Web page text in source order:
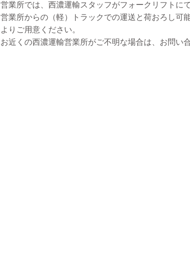
営業所では、西濃運輸スタッフがフォークリフトに
営業所からの（軽）トラックでの運送と荷おろし可
よりご用意ください。
お近くの西濃運輸営業所がご不明な場合は、お問い